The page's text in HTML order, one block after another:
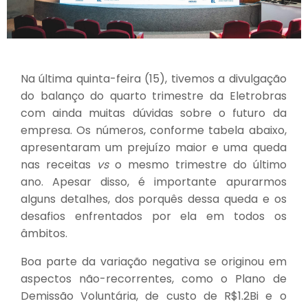
Na última quinta-feira (15), tivemos a divulgação
do balanço do quarto trimestre da Eletrobras
com ainda muitas dúvidas sobre o futuro da
empresa. Os números, conforme tabela abaixo,
apresentaram um prejuízo maior e uma queda
nas receitas vs o mesmo trimestre do último
ano. Apesar disso, é importante apurarmos
alguns detalhes, dos porquês dessa queda e os
desafios enfrentados por ela em todos os
âmbitos.
Boa parte da variação negativa se originou em
aspectos não-recorrentes, como o Plano de
Demissão Voluntária, de custo de R$1.2Bi e o